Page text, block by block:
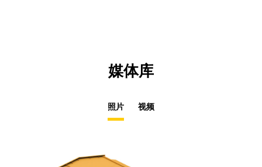
媒体库
照片 视频